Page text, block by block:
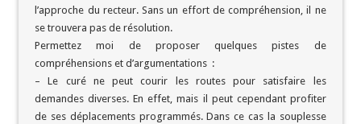
l’approche du recteur. Sans un effort de compréhension, il ne
se trouvera pas de résolution.
Permettez moi de proposer quelques pistes de
compréhensions et d’argumentations :
– Le curé ne peut courir les routes pour satisfaire les
demandes diverses. En effet, mais il peut cependant profiter
de ses déplacements programmés. Dans ce cas la souplesse